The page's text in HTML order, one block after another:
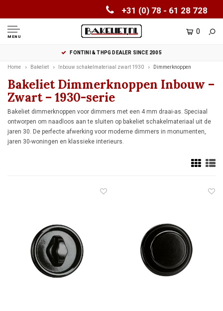
+31 (0) 78 - 61 28 728
MENU
0
FONTINI & THPG DEALER SINCE 2005
Home Bakeliet Inbouw schakelmateriaal zwart 1930 Dimmerknoppen
Bakeliet Dimmerknoppen Inbouw –
Zwart – 1930-serie
Bakeliet dimmerknoppen voor dimmers met een 4 mm draai-as. Speciaal
ontworpen om naadloos aan te sluiten op bakeliet schakelmateriaal uit de
jaren 30. De perfecte afwerking voor moderne dimmers in monumenten,
jaren 30-woningen en klassieke interieurs.